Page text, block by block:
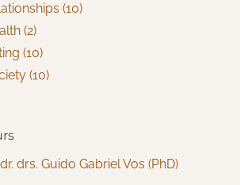
(10)
(2)
(10)
(10)
drs. Guido Gabriel Vos (PhD)